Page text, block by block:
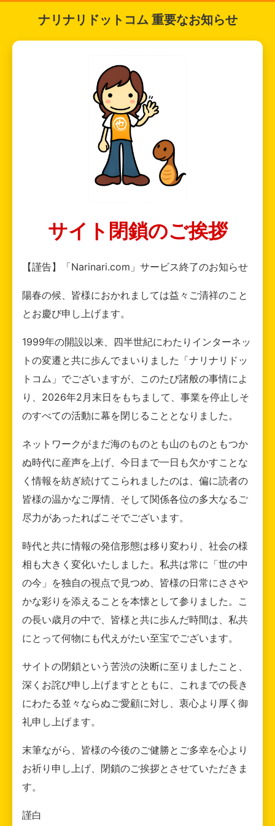
ナリナリドットコム 重要なお知らせ
サイト閉鎖のご挨拶
【謹告】「Narinari.com」サービス終了のお知らせ
陽春の候、皆様におかれましては益々ご清祥のこと
とお慶び申し上げます。
1999年の開設以来、四半世紀にわたりインターネッ
トの変遷と共に歩んでまいりました「ナリナリドッ
トコム」でございますが、このたび諸般の事情によ
り、2026年2月末日をもちまして、事業を停止しそ
のすべての活動に幕を閉じることとなりました。
ネットワークがまだ海のものとも山のものともつか
ぬ時代に産声を上げ、今日まで一日も欠かすことな
く情報を紡ぎ続けてこられましたのは、偏に読者の
皆様の温かなご厚情、そして関係各位の多大なるご
尽力があったればこそでございます。
時代と共に情報の発信形態は移り変わり、社会の様
相も大きく変化いたしました。私共は常に「世の中
の今」を独自の視点で見つめ、皆様の日常にささや
かな彩りを添えることを本懐として参りました。こ
の長い歳月の中で、皆様と共に歩んだ時間は、私共
にとって何物にも代えがたい至宝でございます。
サイトの閉鎖という苦渋の決断に至りましたこと、
深くお詫び申し上げますとともに、これまでの長き
にわたる並々ならぬご愛顧に対し、衷心より厚く御
礼申し上げます。
末筆ながら、皆様の今後のご健勝とご多幸を心より
お祈り申し上げ、閉鎖のご挨拶とさせていただきま
す。
謹白